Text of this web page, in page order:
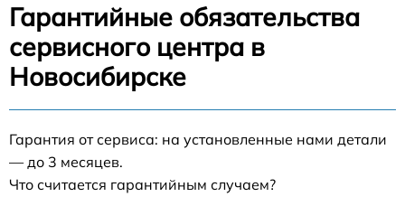
Гарантийные обязательства
сервисного центра в
Новосибирске
Гарантия от сервиса: на установленные нами детали
— до 3 месяцев.
Что считается гарантийным случаем?